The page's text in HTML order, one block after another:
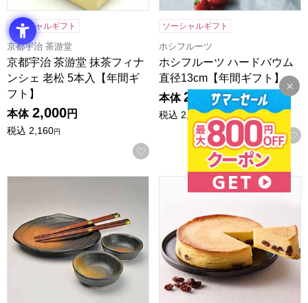
ソーシャルギフト
京都宇治 茶游堂
京都宇治 茶游堂 抹茶フィナ
ンシェ 老松 5本入【年間ギ
フト】
本体 2,000円
税込 2,160円
お気に入りに登録する
ソーシャルギフト
ホシフルーツ
ホシフルーツ ハードバウム
直径13cm【年間ギフト】
本体 2,000円
税込 2,160円
黒備前 ミニ御膳セット [MGKB1215-1]【年間ギフト】
ホシフルーツ 大人のチーズ